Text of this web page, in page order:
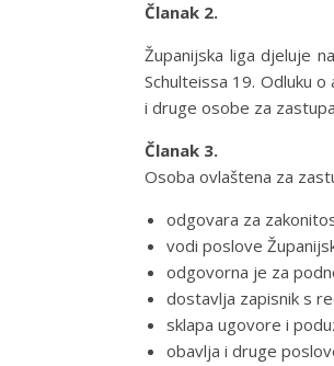
Članak 2.
Županijska liga djeluje
Schulteissa 19. Odluku
i druge osobe za
Članak 3.
Osoba ovlaštena za
odgovara za
vodi poslove
odgovorna je za
dostavlja zapisnik s
sklapa ugovore i
obavlja i druge